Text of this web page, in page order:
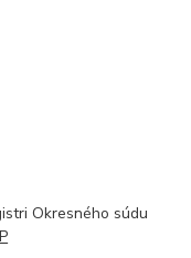
Okresného súdu